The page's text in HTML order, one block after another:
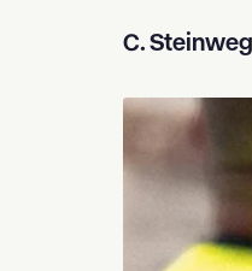
C. Steinweg